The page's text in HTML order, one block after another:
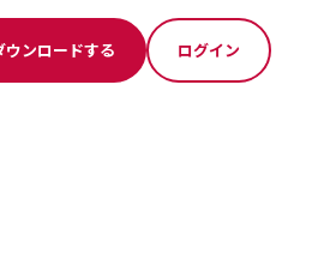
ウンロードする ログイン